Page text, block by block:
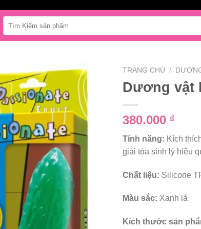
Tìm
kiếm:
TRANG CHỦ /
Dương vật
380.000 ₫
Tính năng: Kích
giải tỏa sinh lý hiệu
Chất liệu: Silicone
Màu sắc: Xanh lá
Kích thước sản